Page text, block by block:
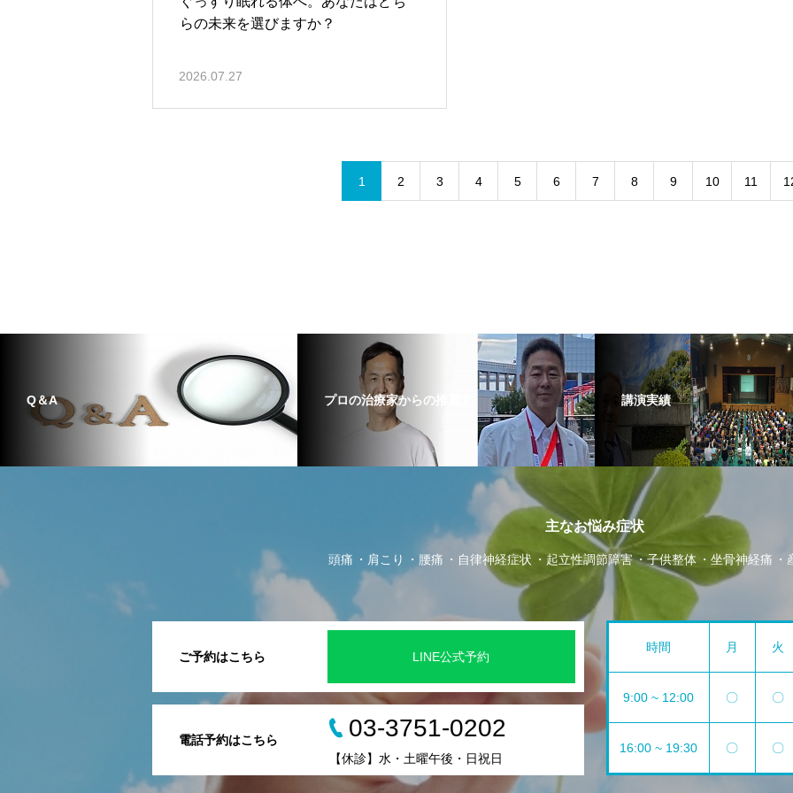
らの未来を選びますか？
2026.07.27
1 2 3 4 5 6 7 8 9 10 11
Q＆A プロの治療家からの推薦文 講演実績
主なお悩み症状
頭痛 肩こり 腰痛 自律神経症状 起立性調節障害 子供整体 坐骨神経痛
ご予約はこちら LINE公式予約
電話予約はこちら 03-3751-0202
【休診】水・土曜午後・日祝日
時間 月 火
9:00 ~ 12:00 〇 〇
16:00 ~ 19:30 〇 〇